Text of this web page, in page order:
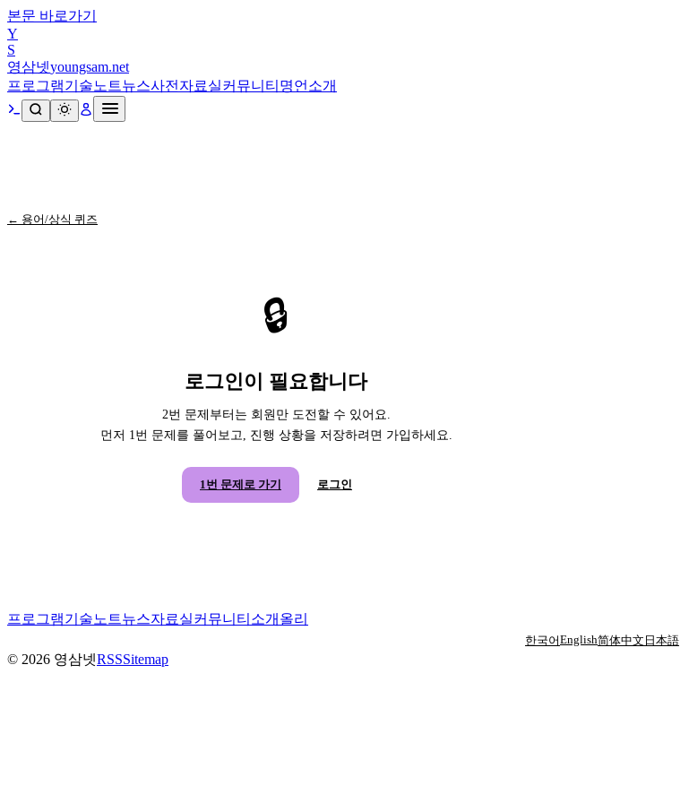
본문 바로가기
Y
S
영삼넷youngsam.net
프로그램기술노트뉴스사전 자료실커뮤니티 명언 소개
← 용어/상식 퀴즈
🔒
로그인이 필요합니다
2번 문제부터는 회원만 도전할 수 있어요.
먼저 1번 문제를 풀어보고, 진행 상황을 저장하려면 가입하세요.
1번 문제로 가기 로그인
프로그램기술노트뉴스자료실커뮤니티 소개 올리
한국어English简体中文 日本語
© 2026 영삼넷RSSSitemap